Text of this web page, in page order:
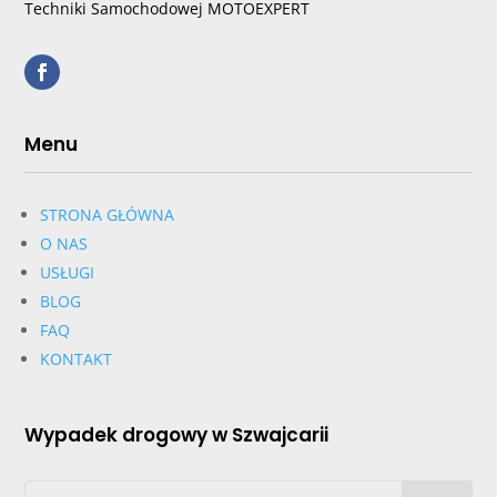
Techniki Samochodowej MOTOEXPERT
Menu
STRONA GŁÓWNA
O NAS
USŁUGI
BLOG
FAQ
KONTAKT
Wypadek drogowy w Szwajcarii